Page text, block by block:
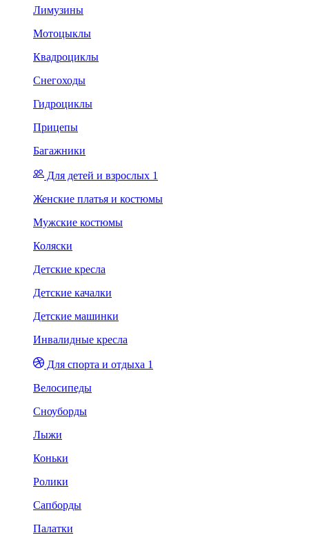
Лимузины
Мотоцыклы
Квадроциклы
Снегоходы
Гидроциклы
Прицепы
Багажники
Для детей и взрослых 1
Женские платья и костюмы
Мужские костюмы
Коляски
Детские кресла
Детские качалки
Детские машинки
Инвалидные кресла
Для спорта и отдыха 1
Велосипеды
Сноуборды
Лыжи
Коньки
Ролики
Сапборды
Палатки